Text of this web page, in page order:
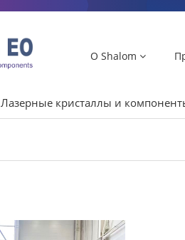
О Shalom
Лазерные кристаллы и